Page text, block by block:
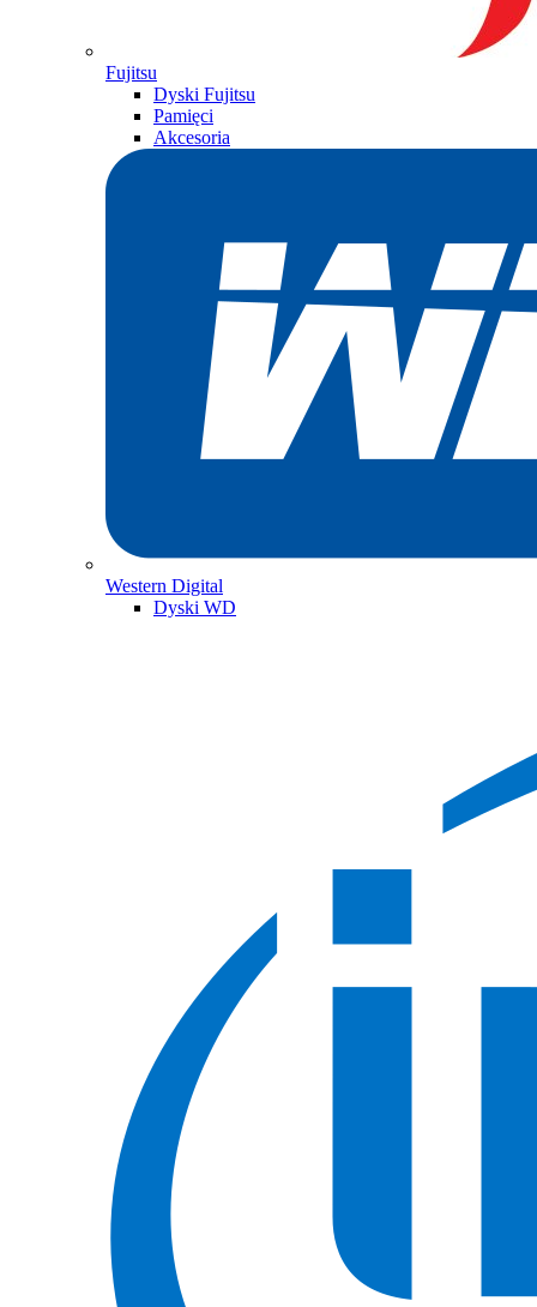
Fujitsu
Dyski Fujitsu
Pamięci
Akcesoria
Western Digital
Dyski WD